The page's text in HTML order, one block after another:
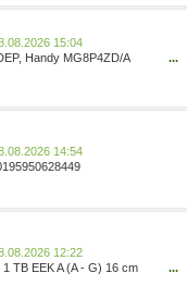
15:04
Handy MG8P4ZD/A
A19 Pro Frontkamera: 18
...
14:54
12:22
TB EEK A (A - G) 16 cm
...